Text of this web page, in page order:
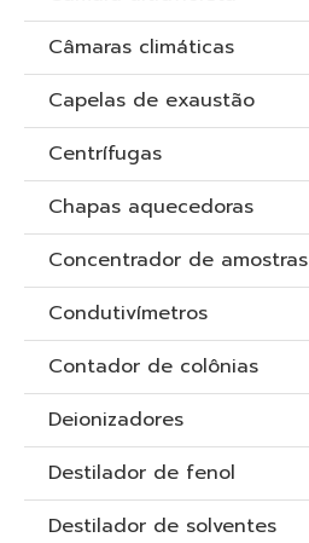
Câmaras climáticas
Capelas de exaustão
Centrífugas
Chapas aquecedoras
Concentrador de amostras
Condutivímetros
Contador de colônias
Deionizadores
Destilador de fenol
Destilador de solventes